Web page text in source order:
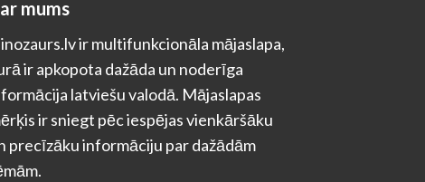
mums
ir multifunkcionāla mājaslapa,
ir apkopota dažāda un noderīga
latviešu valodā. Mājaslapas
ir sniegt pēc iespējas vienkāršāku
precīzāku informāciju par dažādām